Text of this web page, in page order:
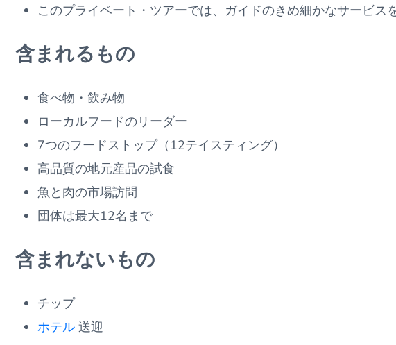
このプライベート・ツアーでは、ガイドのきめ細かなサービス
含まれるもの
食べ物・飲み物
ローカルフードのリーダー
7つのフードストップ（12テイスティング）
高品質の地元産品の試食
魚と肉の市場訪問
団体は最大12名まで
含まれないもの
チップ
ホテル送迎